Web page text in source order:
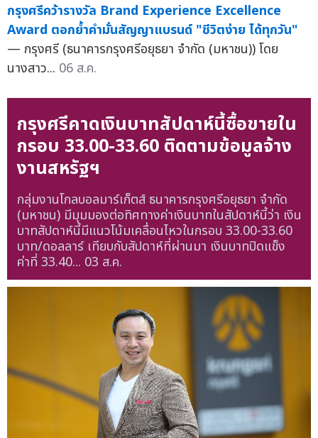
กรุงศรีคว้ารางวัล Brand Experience Excellence
Award ตอกย้ำคำมั่นสัญญาแบรนด์ "ชีวิตง่าย ได้ทุกวัน"
— กรุงศรี (ธนาคารกรุงศรีอยุธยา จำกัด (มหาชน)) โดย
นางสาว... 06 ส.ค.
กรุงศรีคาดเงินบาทสัปดาห์นี้ซื้อขายใน
กรอบ 33.00-33.60 ติดตามข้อมูลจ้าง
งานสหรัฐฯ
กลุ่มงานโกลบอลมาร์เก็ตส์ ธนาคารกรุงศรีอยุธยา จำกัด
(มหาชน) มีมุมมองต่อทิศทางค่าเงินบาทในสัปดาห์นี้ว่า เงิน
บาทสัปดาห์นี้มีแนวโน้มเคลื่อนไหวในกรอบ 33.00-33.60
บาท/ดอลลาร์ เทียบกับสัปดาห์ที่ผ่านมา เงินบาทปิดแข็ง
ค่าที่ 33.40... 03 ส.ค.